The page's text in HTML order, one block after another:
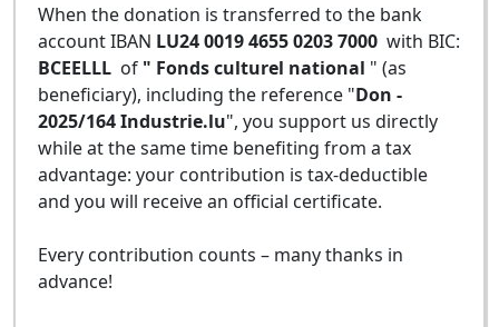
When the donation is transferred to the bank
account IBAN LU24 0019 4655 0203 7000 with BIC:
BCEELLL of " Fonds culturel national " (as
beneficiary), including the reference "Don -
2025/164 Industrie.lu", you support us directly
while at the same time benefiting from a tax
advantage: your contribution is tax-deductible
and you will receive an official certificate.
Every contribution counts – many thanks in
advance!